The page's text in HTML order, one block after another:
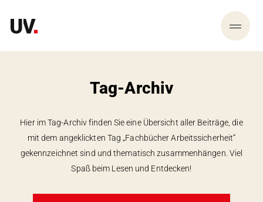
Tag-Archiv
Hier im Tag-Archiv finden Sie eine Übersicht aller Beiträge, die
mit dem angeklickten Tag „Fachbücher Arbeitssicherheit“
gekennzeichnet sind und thematisch zusammen­hängen. Viel
Spaß beim Lesen und Entdecken!